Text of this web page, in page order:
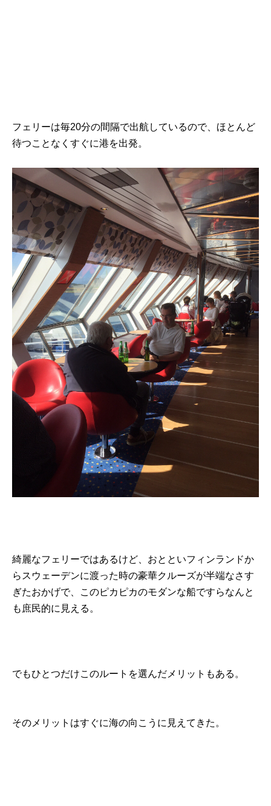
フェリーは毎20分の間隔で出航しているので、ほとんど
待つことなくすぐに港を出発。
綺麗なフェリーではあるけど、おとといフィンランドか
らスウェーデンに渡った時の豪華クルーズが半端なさす
ぎたおかげで、このピカピカのモダンな船ですらなんと
も庶民的に見える。
でもひとつだけこのルートを選んだメリットもある。
そのメリットはすぐに海の向こうに見えてきた。